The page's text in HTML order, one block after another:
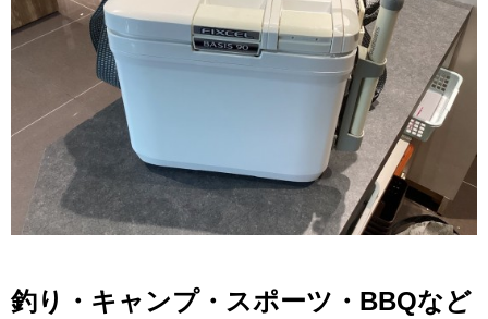
釣り・キャンプ・スポーツ・BBQなど